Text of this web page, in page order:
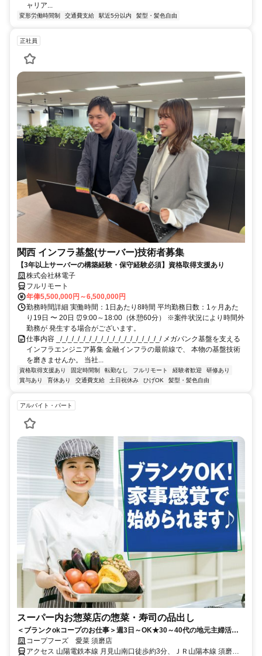
ャリア...
変形労働時間制 交通費支給 駅近5分以内 髪型・髪色自由
正社員
関西 インフラ基盤(サーバー)技術者募集
【3年以上サーバーの構築経験・保守経験必須】資格取得支援あり
株式会社林電子
フルリモート
年俸5,500,000円～6,500,000円
勤務時間詳細 実働時間：1日あたり8時間 平均勤務日数：1ヶ月あた
り19日 〜 20日 ⏰9:00～18:00（休憩60分） ※案件状況により時間外
勤務が 発生する場合がございます。
仕事内容 _/_/_/_/_/_/_/_/_/_/_/_/_/_/_/_/_/_/ メガバンク基盤を支える
インフラエンジニア募集 金融インフラの最前線で、 本物の基盤技術
を磨きませんか。 当社...
資格取得支援あり 固定時間制 転勤なし フルリモート 経験者歓迎
研修あり
賞与あり
育休あり 交通費支給 土日祝休み ひげOK 髪型・髪色自由
アルバイト・パート
スーパー内お惣菜店の惣菜・寿司の品出し
＜ブランクokコープのお仕事＞週3日～OK★30～40代の地元主婦活躍
中！短時間＆単純作業で復帰に◎仕事後はお買い物も◎
コープフーズ 愛菜 須磨店
アクセス 山陽電鉄本線 月見山南口徒歩約3分、ＪＲ山陽本線 須磨海